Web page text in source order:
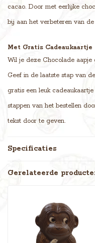
cacao. Door met eerlijke
bij aan het verbeteren van
Met Gratis Cadeaukaartje
Wil je deze Chocolade aapje
Geef in de laatste stap van
gratis een leuk
stappen van het bestellen
tekst door te geven.
Specificaties
Gerelateerde